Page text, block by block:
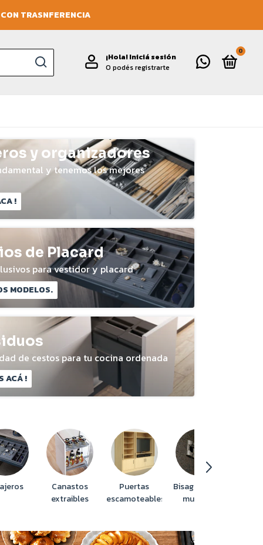
TRASNFERENCIA
¡Hola!Iniciá sesión
O podés registrarte
0
y organizadores
y tenemos los mejores
!
de Placard
para vestidor y placard
MODELOS.
de cestos para tu cocina ordenada
ACÁ !
Canastos
extraibles
Puertas
escamoteables
Bisagras para
muebles